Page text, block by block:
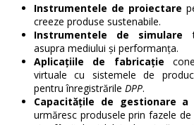
Instrumentele de proiectare
creeze produse sustenabile.
Instrumentele de simulare
asupra mediului și performanța.
Aplicațiile de fabricație
virtuale cu sistemele de
pentru înregistrările DPP.
Capacitățile de gestionare
urmăresc produsele prin fazele